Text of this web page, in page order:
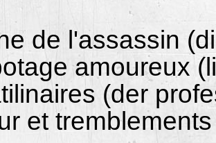
de l'assassin
amoureux
(der
et